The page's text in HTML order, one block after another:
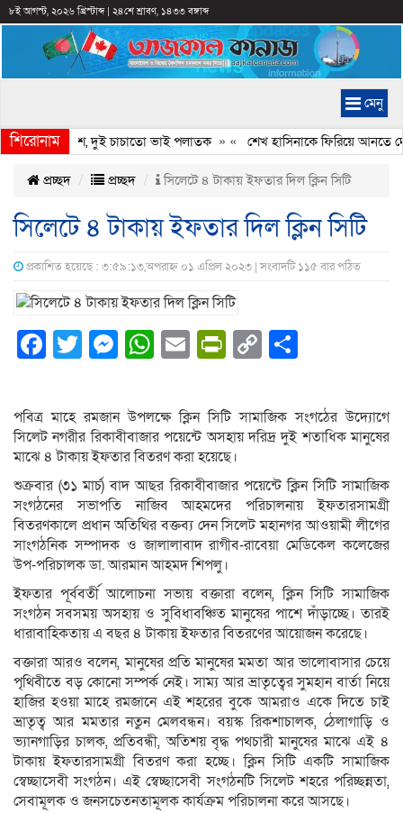
৮ই আগস্ট, ২০২৬ খ্রিস্টাব্দ| ২৪শে শ্রাবণ, ১৪৩৩ বঙ্গাব্দ
মেনু
শিরোনাম
নেতার লাশ, দুই চাচাতো ভাই পলাতক» «শেখ হাসিনাকে ফিরিয়ে আনতে
প্রচ্ছদ প্রচ্ছদ সিলেটে ৪ টাকায় ইফতার দিল ক্লিন সিটি
সিলেটে ৪ টাকায় ইফতার দিল ক্লিন সিটি
প্রকাশিত হয়েছে : ৩:৫৯:১৩,অপরাহ্ন ০১ এপ্রিল ২০২৩ | সংবাদটি ১১৫ বার পঠিত
Facebook
Twitter
Messenger
WhatsApp
EmailPrintFriendly
Copy
পবিত্র মাহে রমজান উপলক্ষে ক্লিন সিটি সামাজিক সংগঠের উদ্যোগে
সিলেট নগরীর রিকাবীবাজার পয়েন্টে অসহায় দরিদ্র দুই শতাধিক মানুষের
মাঝে ৪ টাকায় ইফতার বিতরণ করা হয়েছে।
শুক্রবার (৩১ মার্চ) বাদ আছর রিকাবীবাজার পয়েন্টে ক্লিন সিটি সামাজিক
সংগঠনের সভাপতি নাজিব আহমদের পরিচালনায় ইফতারসামগ্রী
বিতরণকালে প্রধান অতিথির বক্তব্য দেন সিলেট মহানগর আওয়ামী লীগের
সাংগঠনিক সম্পাদক ও জালালাবাদ রাগীব-রাবেয়া মেডিকেল কলেজের
উপ-পরিচালক ডা. আরমান আহমদ শিপলু।
ইফতার পূর্ববর্তী আলোচনা সভায় বক্তারা বলেন, ক্লিন সিটি সামাজিক
সংগঠন সবসময় অসহায় ও সুবিধাবঞ্চিত মানুষের পাশে দাঁড়াচ্ছে। তারই
ধারাবাহিকতায় এ বছর ৪ টাকায় ইফতার বিতরণের আয়োজন করেছে।
বক্তারা আরও বলেন, মানুষের প্রতি মানুষের মমতা আর ভালোবাসার চেয়ে
পৃথিবীতে বড় কোনো সম্পর্ক নেই। সাম্য আর ভ্রাতৃত্বের সুমহান বার্তা নিয়ে
হাজির হওয়া মাহে রমজানে এই শহরের বুকে আমরাও একে দিতে চাই
ভ্রাতৃত্ব আর মমতার নতুন মেলবন্ধন। বয়স্ক রিকশাচালক, ঠেলাগাড়ি ও
ভ্যানগাড়ির চালক, প্রতিবন্ধী, অতিশয় বৃদ্ধ পথচারী মানুষের মাঝে এই ৪
টাকায় ইফতারসামগ্রী বিতরণ করা হচ্ছে। ক্লিন সিটি একটি সামাজিক
স্বেচ্ছাসেবী সংগঠন। এই স্বেচ্ছাসেবী সংগঠনটি সিলেট শহরে পরিচ্ছন্নতা,
সেবামূলক ও জনসচেতনতামূলক কার্যক্রম পরিচালনা করে আসছে।